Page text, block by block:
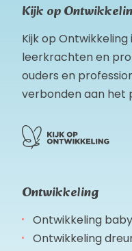
Kijk op
Kijk op
leerkrachten en
ouders en
verbonden aan het
Ontwikkeling
Ontwikkeling
Ontwikkeling